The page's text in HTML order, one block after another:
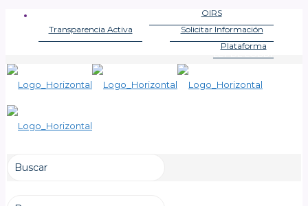
OIRS
Solicitar Información
Transparencia Activa
Plataforma